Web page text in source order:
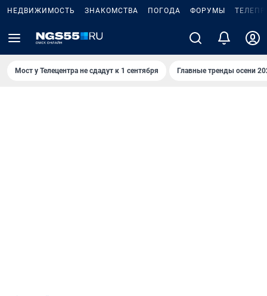
НЕДВИЖИМОСТЬ ЗНАКОМСТВА ПОГОДА ФОРУМЫ
Мост у Телецентра не сдадут к 1 сентября Главные тренды осени